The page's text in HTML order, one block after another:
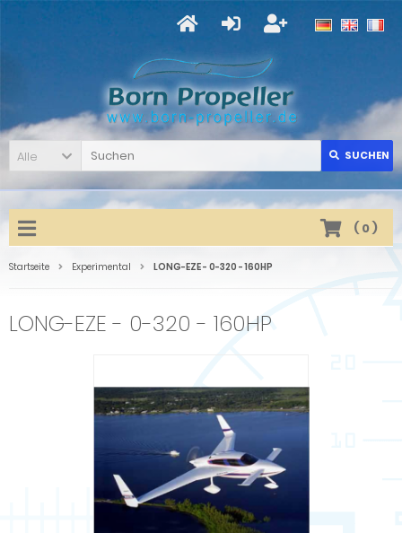
Alle SUCHEN
( 0)
Startseite Experimental LONG-EZE - 0-320 - 160HP
LONG-EZE - 0-320 - 160HP